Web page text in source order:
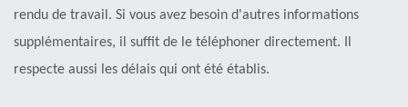
rendu de travail. Si vous avez besoin d'autres informations
supplémentaires, il suffit de le téléphoner directement. Il
respecte aussi les délais qui ont été établis.